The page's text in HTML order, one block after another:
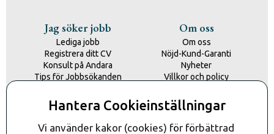
Jag söker jobb
Lediga jobb
Registrera ditt CV
Konsult på Andara
Tips för Jobbsökanden
Om oss
Om oss
Nöjd-Kund-Garanti
Nyheter
Villkor och policy
Kontakta oss
Kontakt
Hantera Cookieinställningar
Vi använder kakor (cookies) för förbättrad